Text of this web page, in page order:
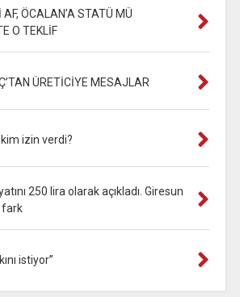
AF, ÖCALAN’A STATÜ MÜ
O TEKLİF
ÜRETİCİYE MESAJLAR
izin verdi?
250 lira olarak açıkladı. Giresun
fark
istiyor”